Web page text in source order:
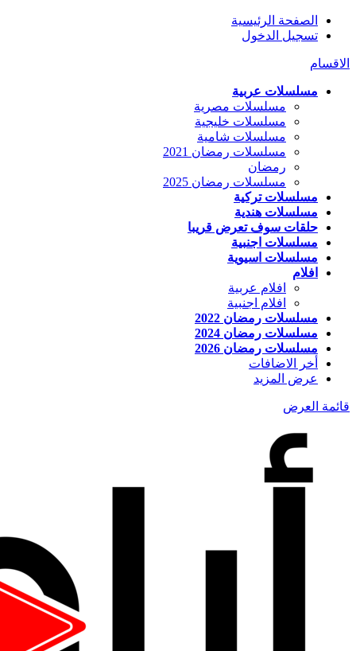
الصفحة الرئيسية
تسجيل الدخول
الاقسام
مسلسلات عربية
مسلسلات مصرية
مسلسلات خليجية
مسلسلات شامية
مسلسلات رمضان 2021
رمضان
مسلسلات رمضان 2025
مسلسلات تركية
مسلسلات هندية
حلقات سوف تعرض قريبا
مسلسلات اجنبية
مسلسلات اسيوية
افلام
افلام عربية
افلام اجنبية
مسلسلات رمضان 2022
مسلسلات رمضان 2024
مسلسلات رمضان 2026
أخر الاضافات
عرض المزيد
قائمة العرض